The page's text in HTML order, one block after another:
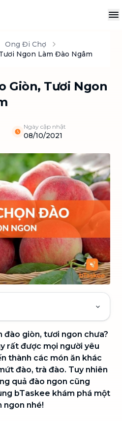
Ong Đi Chợ
Ngon Làm Đào Ngâm
Giòn, Tươi Ngon
Ngày cập nhật
08/10/2021
đào giòn, tươi ngon chưa?
rất được mọi người yêu
thành các món ăn khác
đào, trà đào. Tuy nhiên
quả đào ngon cũng
bTaskee khám phá một
ngon nhé!